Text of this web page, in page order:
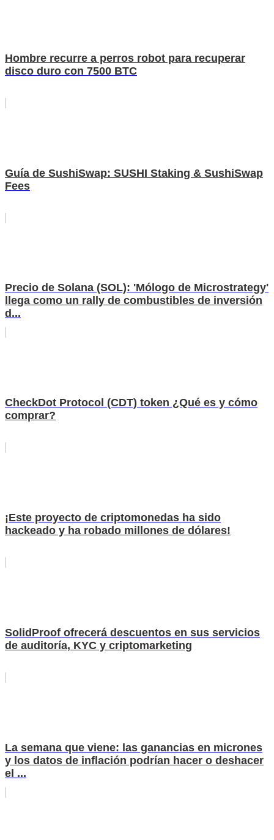
Hombre recurre a perros robot para recuperar
disco duro con 7500 BTC
Guía de SushiSwap: SUSHI Staking & SushiSwap
Fees
Precio de Solana (SOL): 'Mólogo de Microstrategy'
llega como un rally de combustibles de inversión
d...
CheckDot Protocol (CDT) token ¿Qué es y cómo
comprar?
¡Este proyecto de criptomonedas ha sido
hackeado y ha robado millones de dólares!
SolidProof ofrecerá descuentos en sus servicios
de auditoría, KYC y criptomarketing
La semana que viene: las ganancias en micrones
y los datos de inflación podrían hacer o deshacer
el ...